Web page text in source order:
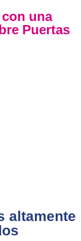
una
Puertas
altamente